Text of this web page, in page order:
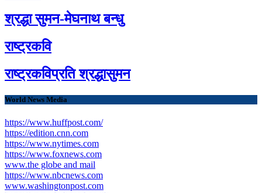
श्रद्धा सुमन-मेघनाथ बन्धु
राष्ट्रकवि
राष्ट्रकविप्रति श्रद्धासुमन
World News Media
https://www.huffpost.com/
https://edition.cnn.com
https://www.nytimes.com
https://www.foxnews.com
www.the globe and mail
https://www.nbcnews.com
www.washingtonpost.com